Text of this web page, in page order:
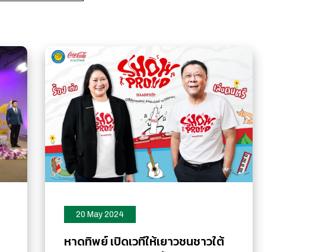
20 May 2024
หาดทิพย์ เปิดเวทีให้เยาวชนชาวใต้